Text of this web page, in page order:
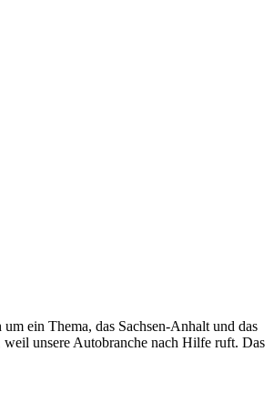
ein Thema, das Sachsen-Anhalt und das
unsere Autobranche nach Hilfe ruft. Das